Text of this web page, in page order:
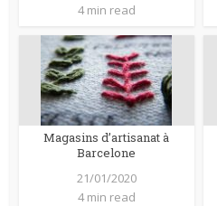
4 min read
Magasins d’artisanat à
Barcelone
21/01/2020
4 min read